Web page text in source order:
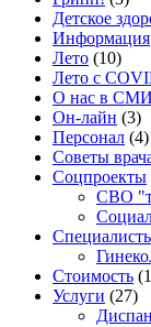
Детское
Информация
Лето (10)
Лето с
О нас в СМИ
Он-лайн (3)
Персонал (4)
Советы
Соцпроекты
СВО
Стоимость
Услуги (27)